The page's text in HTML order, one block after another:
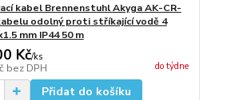
kabel Brennenstuhl Akyga AK-CR-
odolný proti stříkající vodě 4
mm IP44 50 m
Kč/ks
bez DPH do týdne
Přidat do košíku